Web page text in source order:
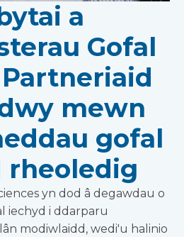
a
Gofal
mewn
gofal
rheoledig
yn dod â degawdau o
iechyd i ddarparu
modiwlaidd, wedi'u halinio